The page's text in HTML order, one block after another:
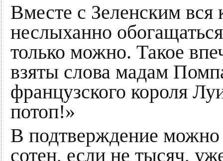
Вместе с Зеленским вся
неслыханно
только можно. Такое
взяты слова мадам
французского короля
потоп!»
В подтверждение можно
сотен, если не тысяч,